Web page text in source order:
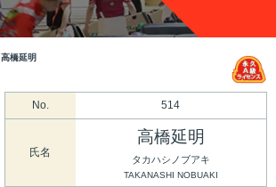
高橋延明
No. 514
氏名
高橋延明
タカハシノブアキ
TAKANASHI NOBUAKI